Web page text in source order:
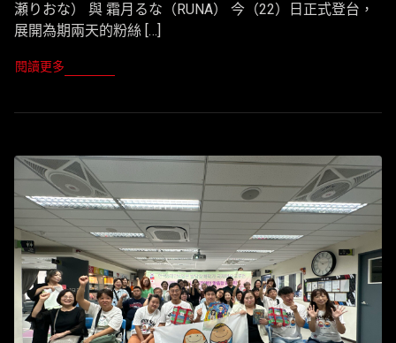
瀬りおな） 與 霜月るな（RUNA） 今（22）日正式登台，
展開為期兩天的粉絲 […]
閱讀更多